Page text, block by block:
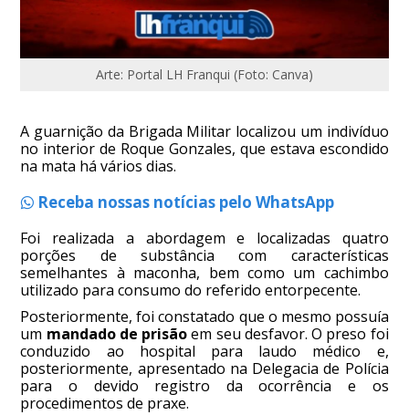
Arte: Portal LH Franqui (Foto: Canva)
A guarnição da Brigada Militar localizou um indivíduo
no interior de Roque Gonzales, que estava escondido
na mata há vários dias.
Receba nossas notícias pelo WhatsApp
Foi realizada a abordagem e localizadas quatro
porções de substância com características
semelhantes à maconha, bem como um cachimbo
utilizado para consumo do referido entorpecente.
Posteriormente, foi constatado que o mesmo possuía
um mandado de prisãoem seu desfavor. O preso foi
conduzido ao hospital para laudo médico e,
posteriormente, apresentado na Delegacia de Polícia
para o devido registro da ocorrência e os
procedimentos de praxe.